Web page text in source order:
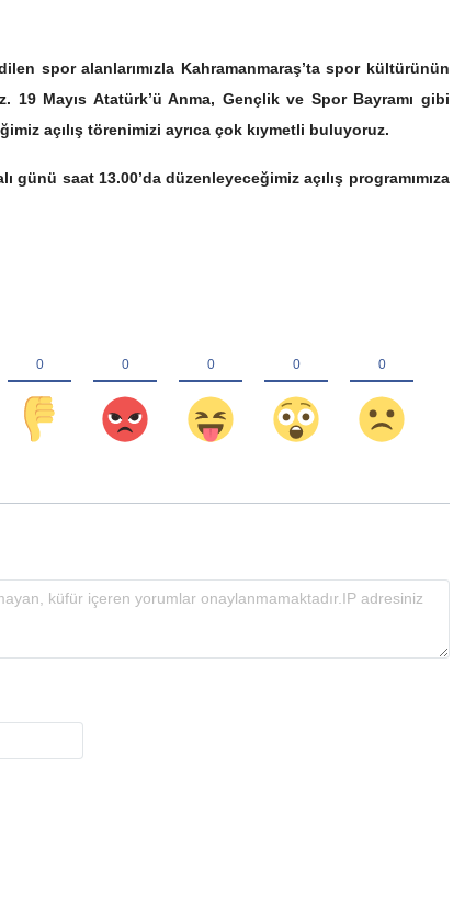
spor alanlarımızla Kahramanmaraş’ta spor kültürünün
19 Mayıs Atatürk’ü Anma, Gençlik ve Spor Bayramı gibi
açılış törenimizi ayrıca çok kıymetli buluyoruz.
günü saat 13.00’da düzenleyeceğimiz açılış programımıza